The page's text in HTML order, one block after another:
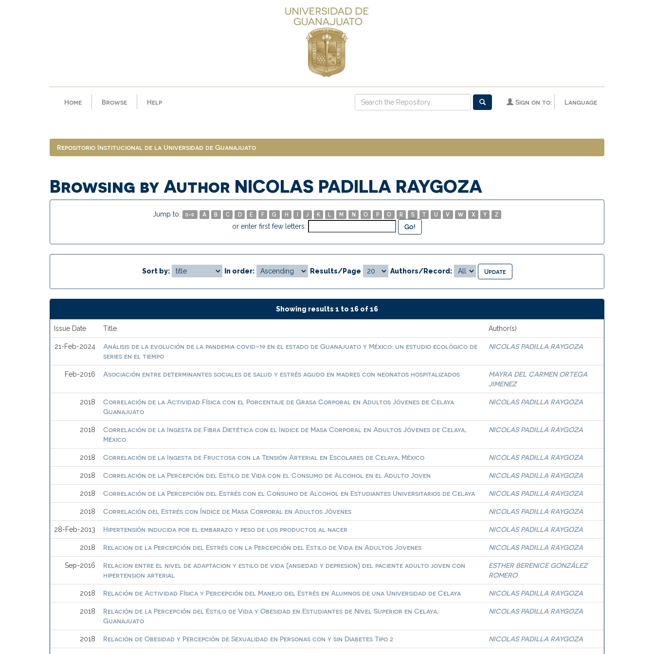
Home Browse Help Language
Sign on to:
Repositorio Institucional de la Universidad de Guanajuato
Browsing by Author NICOLAS PADILLA RAYGOZA
Jump to: 0-9 A B C D E F G H I J K L M N O P Q R S T U V W X Y Z
or enter first few letters:
Sort by: In order: Results/Page Authors/Record:
Showing results 1 to 16 of 16
Issue Date Title Author(s)
21-Feb-2024
Análisis de la evolución de la pandemia covid-19 en el estado de Guanajuato y México: un estudio ecológico de
series en el tiempo
NICOLAS PADILLA RAYGOZA
Feb-2016 Asociación entre determinantes sociales de salud y estrés agudo en madres con neonatos hospitalizados
MAYRA DEL CARMEN ORTEGA
JIMENEZ
2018
Correlación de la Actividad Física con el Porcentaje de Grasa Corporal en Adultos Jóvenes de Celaya
Guanajuato
NICOLAS PADILLA RAYGOZA
2018
Correlación de la Ingesta de Fibra Dietética con el Indice de Masa Corporal en Adultos Jóvenes de Celaya,
México
NICOLAS PADILLA RAYGOZA
2018 Correlación de la Ingesta de Fructosa con la Tensión Arterial en Escolares de Celaya, México NICOLAS PADILLA RAYGOZA
2018 Correlación de la Percepción del Estilo de Vida con el Consumo de Alcohol en el Adulto Joven NICOLAS PADILLA RAYGOZA
2018 Correlación de la Percepción del Estrés con el Consumo de Alcohol en Estudiantes Universitarios de Celaya NICOLAS PADILLA RAYGOZA
2018 Correlación del Estrés con Índice de Masa Corporal en Adultos Jóvenes NICOLAS PADILLA RAYGOZA
28-Feb-2013 Hipertensión inducida por el embarazo y peso de los productos al nacer NICOLAS PADILLA RAYGOZA
2018 Relacion de la Percepción del Estrés con la Percepción del Estilo de Vida en Adultos Jovenes NICOLAS PADILLA RAYGOZA
Sep-2016
Relacion entre el nivel de adaptacion y estilo de vida (ansiedad y depresion) del paciente adulto joven con
hipertension arterial
ESTHER BERENICE GONZÁLEZ
ROMERO
2018 Relación de Actividad Física y Percepción del Manejo del Estrés en Alumnos de una Universidad de Celaya NICOLAS PADILLA RAYGOZA
2018
Relación de la Percepción del Estilo de Vida y Obesidad en Estudiantes de Nivel Superior en Celaya,
Guanajuato
NICOLAS PADILLA RAYGOZA
2018 Relación de Obesidad y Percepción de Sexualidad en Personas con y sin Diabetes Tipo 2 NICOLAS PADILLA RAYGOZA